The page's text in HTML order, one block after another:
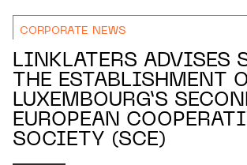
CORPORATE NEWS
LINKLATERS ADVISES
THE ESTABLISHMENT
LUXEMBOURG’S
EUROPEAN
SOCIETY (SCE)